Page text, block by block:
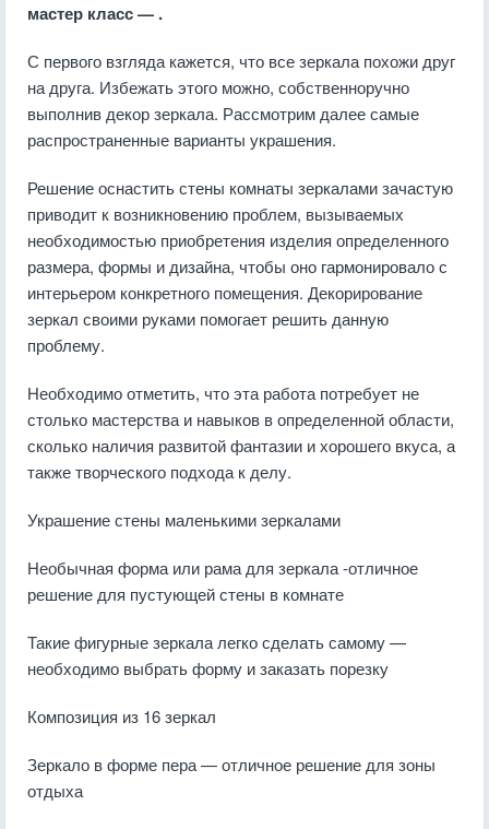
мастер класс — .
С первого взгляда кажется, что все зеркала похожи друг
на друга. Избежать этого можно, собственноручно
выполнив декор зеркала. Рассмотрим далее самые
распространенные варианты украшения.
Решение оснастить стены комнаты зеркалами зачастую
приводит к возникновению проблем, вызываемых
необходимостью приобретения изделия определенного
размера, формы и дизайна, чтобы оно гармонировало с
интерьером конкретного помещения. Декорирование
зеркал своими руками помогает решить данную
проблему.
Необходимо отметить, что эта работа потребует не
столько мастерства и навыков в определенной области,
сколько наличия развитой фантазии и хорошего вкуса, а
также творческого подхода к делу.
Украшение стены маленькими зеркалами
Необычная форма или рама для зеркала -отличное
решение для пустующей стены в комнате
Такие фигурные зеркала легко сделать самому —
необходимо выбрать форму и заказать порезку
Композиция из 16 зеркал
Зеркало в форме пера — отличное решение для зоны
отдыха